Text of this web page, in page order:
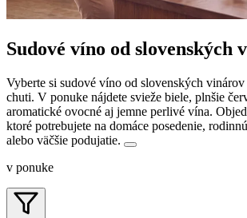
Sudové víno od slovenských
Vyberte si sudové víno od slovenských
chuti. V ponuke nájdete svieže biele, plnšie
aromatické ovocné aj jemne perlivé vína.
ktoré potrebujete na domáce posedenie,
alebo väčšie podujatie.
v ponuke